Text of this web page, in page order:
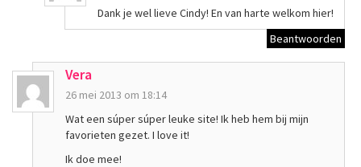
Dank je wel lieve Cindy! En van harte welkom hier!
Beantwoorden
Vera
26 mei 2013 om 18:14
Wat een súper súper leuke site! Ik heb hem bij mijn
favorieten gezet. I love it!
Ik doe mee!